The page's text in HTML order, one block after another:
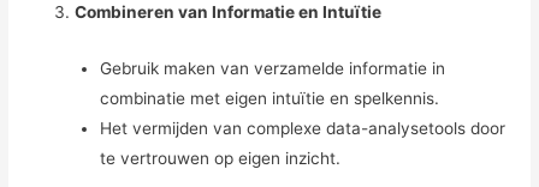
Combineren van Informatie en Intuïtie
Gebruik maken van verzamelde informatie in
combinatie met eigen intuïtie en spelkennis.
Het vermijden van complexe data-analysetools door
te vertrouwen op eigen inzicht.